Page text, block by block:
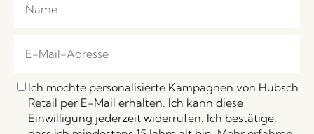
Ich möchte personalisierte Kampagnen von Hübsch
Retail per E-Mail erhalten. Ich kann diese
Einwilligung jederzeit widerrufen. Ich bestätige,